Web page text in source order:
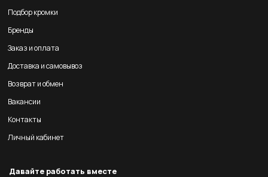
Подбор кромки
Бренды
Заказ и оплата
Доставка и самовывоз
Возврат и обмен
Вакансии
Контакты
Личный кабинет
Давайте работать вместе